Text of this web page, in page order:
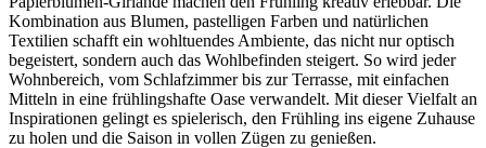
Kombination aus Blumen, pastelligen Farben und natürlichen
Textilien schafft ein wohltuendes Ambiente, das nicht nur optisch
begeistert, sondern auch das Wohlbefinden steigert. So wird jeder
Wohnbereich, vom Schlafzimmer bis zur Terrasse, mit einfachen
Mitteln in eine frühlingshafte Oase verwandelt. Mit dieser Vielfalt an
Inspirationen gelingt es spielerisch, den Frühling ins eigene Zuhause
zu holen und die Saison in vollen Zügen zu genießen.